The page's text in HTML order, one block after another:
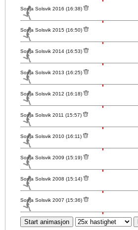
Sonja Solsvik 2016 (16:38)
Sonja Solsvik 2015 (16:50)
Sonja Solsvik 2014 (16:53)
Sonja Solsvik 2013 (16:25)
Sonja Solsvik 2012 (16:18)
Sonja Solsvik 2011 (15:57)
Sonja Solsvik 2010 (16:11)
Sonja Solsvik 2009 (15:19)
Sonja Solsvik 2008 (15:14)
Sonja Solsvik 2007 (15:36)
Start animasjon